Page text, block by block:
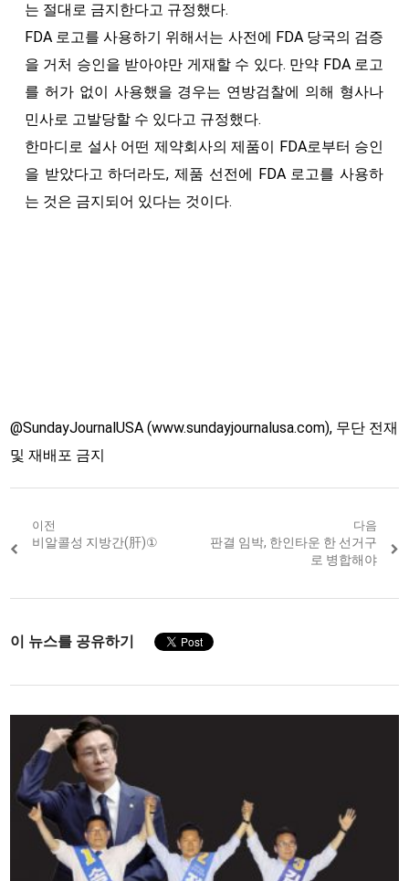
는 절대로 금지한다고 규정했다.
FDA 로고를 사용하기 위해서는 사전에 FDA 당국의 검증
을 거처 승인을 받아야만 게재할 수 있다. 만약 FDA 로고
를 허가 없이 사용했을 경우는 연방검찰에 의해 형사나
민사로 고발당할 수 있다고 규정했다.
한마디로 설사 어떤 제약회사의 제품이 FDA로부터 승인
을 받았다고 하더라도, 제품 선전에 FDA 로고를 사용하
는 것은 금지되어 있다는 것이다.
@SundayJournalUSA (www.sundayjournalusa.com), 무단 전재
및 재배포 금지
Post
navigation
이전
Previous
비알콜성 지방간(肝)①
다음
Next
판결 임박, 한인타운 한 선거구
로 병합해야
이 뉴스를 공유하기